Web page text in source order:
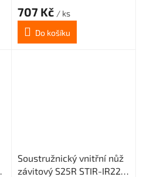
707 Kč / ks
Do košíku
Soustružnický vnitřní nůž
závitový S25R STIR-IR22